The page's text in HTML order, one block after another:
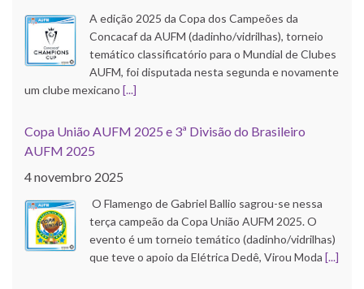
A edição 2025 da Copa dos Campeões da
Concacaf da AUFM (dadinho/vidrilhas), torneio
temático classificatório para o Mundial de Clubes
AUFM, foi disputada nesta segunda e novamente
um clube mexicano [...]
Copa União AUFM 2025 e 3ª Divisão do Brasileiro
AUFM 2025
4 novembro 2025
O Flamengo de Gabriel Ballio sagrou-se nessa
terça campeão da Copa União AUFM 2025. O
evento é um torneio temático (dadinho/vidrilhas)
que teve o apoio da Elétrica Dedê, Virou Moda [...]